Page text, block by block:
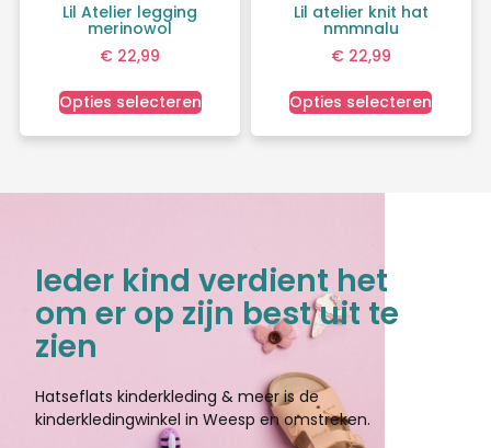
Lil Atelier legging
merinowol
€ 22,99
Opties selecteren
Lil atelier knit hat
nmmnalu
€22,99
Opties selecteren
Ieder kind verdient het
om er op zijn best uit te
zien
Hatseflats kinderkleding & meer is de
kinderkledingwinkel in Weesp en omstreken.